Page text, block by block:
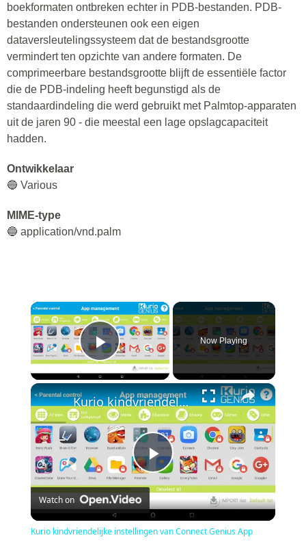
boekformaten ontbreken echter in PDB-bestanden. PDB-
bestanden ondersteunen ook een eigen
dataversleutelingssysteem dat de bestandsgrootte
vermindert ten opzichte van andere formaten. De
comprimeerbare bestandsgrootte blijft de essentiële factor
die de PDB-indeling heeft begunstigd als de
standaardindeling die werd gebruikt met Palmtop-apparaten
uit de jaren 90 - die meestal een lage opslagcapaciteit
hadden.
Ontwikkelaar
🔵 Various
MIME-type
🔵 application/vnd.palm
×
Play Video
Now Playing
×
Play
Video
Kurio kindvriendelijke instellingen van Connect Genius App
Watch on
Kurio kindvriendelijke instellingen van Connect Genius App